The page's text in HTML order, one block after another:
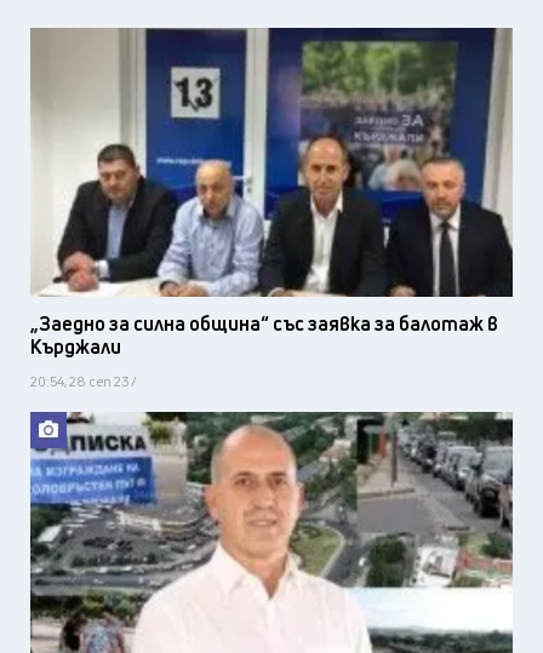
„Заедно за силна община“ със заявка за балотаж в
Кърджали
20:54, 28 сеп 23 /